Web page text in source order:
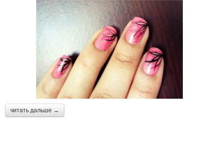
читать дальше →